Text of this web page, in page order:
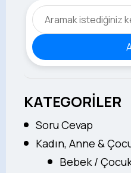
KATEGORİLER
Soru Cevap
Kadın, Anne &
Bebek /